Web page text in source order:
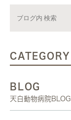
CATEGORY
BLOG
天白動物病院BLOG